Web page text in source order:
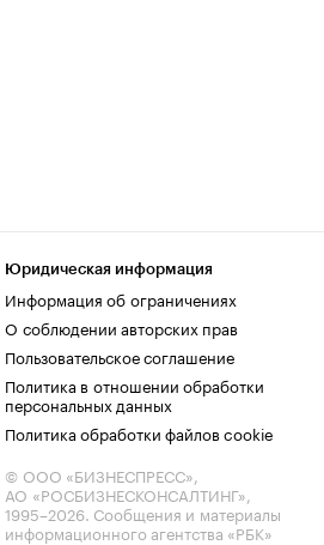
Юридическая информация
Информация об ограничениях
О соблюдении авторских прав
Пользовательское соглашение
Политика в отношении обработки
персональных данных
Политика обработки файлов cookie
© ООО «БИЗНЕСПРЕСС»,
АО «РОСБИЗНЕСКОНСАЛТИНГ»,
1995–2026. Сообщения и материалы
информационного агентства «РБК»